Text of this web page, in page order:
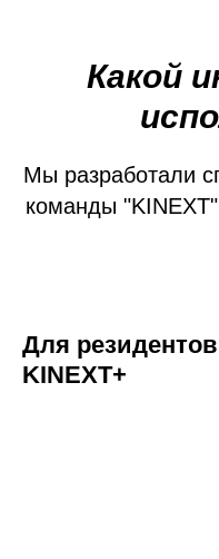
Какой
Мы разработали
команды
Для
KINEXT+